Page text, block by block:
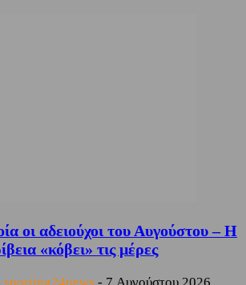
οι αδειούχοι του Αυγούστου – Η
«κόβει» τις μέρες
sporting24news - 7 Αυγούστου 2026